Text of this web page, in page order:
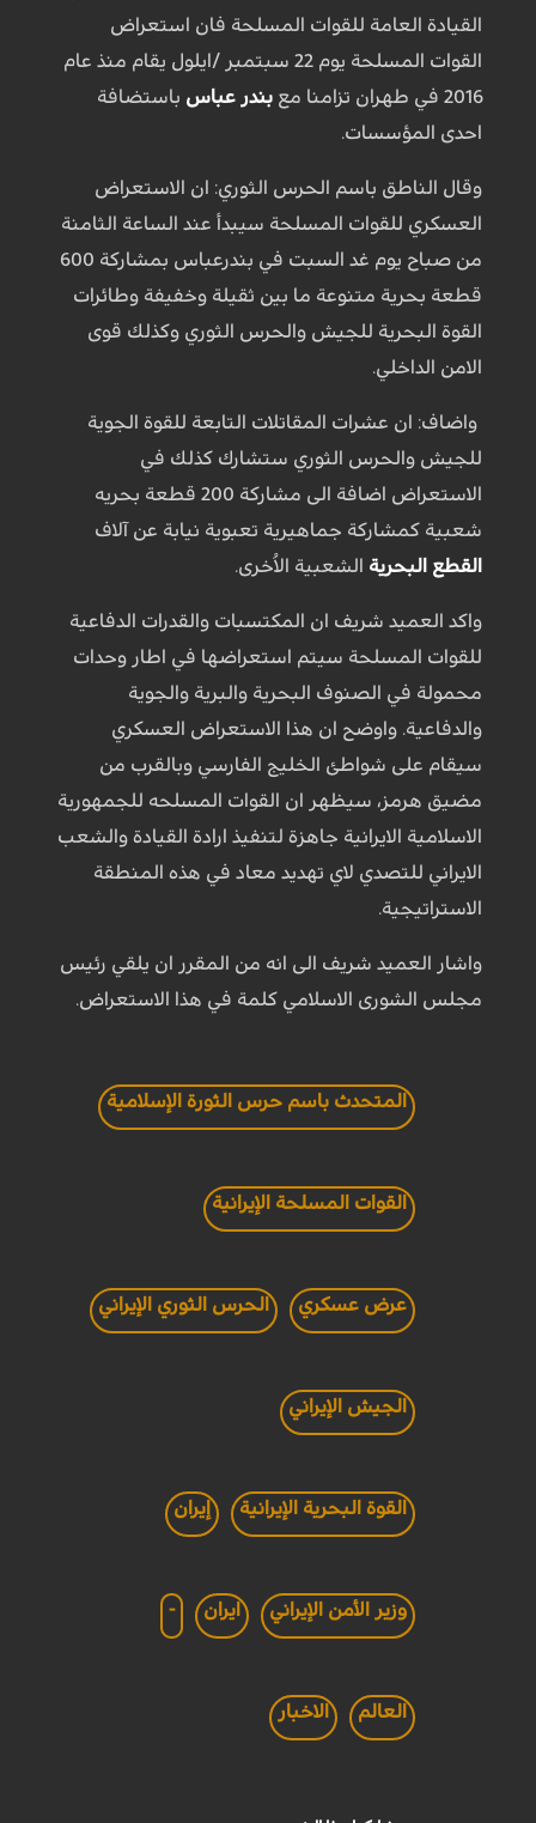
القيادة العامة للقوات المسلحة فان استعراض
القوات المسلحة يوم 22 سبتمبر /ايلول يقام منذ عام
2016 في طهران تزامنا مع
بندر عباس باستضافة
احدى المؤسسات.
وقال الناطق باسم الحرس الثوري: ان الاستعراض
العسكري للقوات المسلحة سيبدأ عند الساعة الثامنة
من صباح يوم غد السبت في بندرعباس بمشاركة 600
قطعة بحرية متنوعة ما بين ثقيلة وخفيفة وطائرات
القوة البحرية للجيش والحرس الثوري وكذلك قوى
الامن الداخلي.
واضاف: ان عشرات المقاتلات التابعة للقوة الجوية
للجيش والحرس الثوري ستشارك كذلك في
الاستعراض اضافة الى مشاركة 200 قطعة بحريه
شعبية كمشاركة جماهيرية تعبوية نيابة عن آلاف
القطع البحرية الشعبية الاُخرى.
واكد العميد شريف ان المكتسبات والقدرات الدفاعية
للقوات المسلحة سيتم استعراضها في اطار وحدات
محمولة في الصنوف البحرية والبرية والجوية
والدفاعية. واوضح ان هذا الاستعراض العسكري
سيقام على شواطئ الخليج الفارسي وبالقرب من
مضيق هرمز، سيظهر ان القوات المسلحه للجمهورية
الاسلامية الايرانية جاهزة لتنفيذ ارادة القيادة والشعب
الايراني للتصدي لاي تهديد معاد في هذه المنطقة
الاستراتيجية.
واشار العميد شريف الى انه من المقرر ان يلقي رئيس
مجلس الشورى الاسلامي كلمة في هذا الاستعراض.
المتحدث باسم حرس الثورة الإسلامية
القوات المسلحة الإيرانية
عرض عسكري الحرس الثوري الإيراني
الجيش الإيراني
القوة البحرية الإيرانية إيران
وزير الأمن الإيراني ايران -
العالم الاخبار